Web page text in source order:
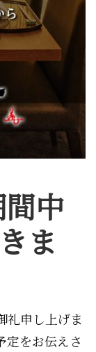
中
ま
礼申し上げま
定をお伝えさ